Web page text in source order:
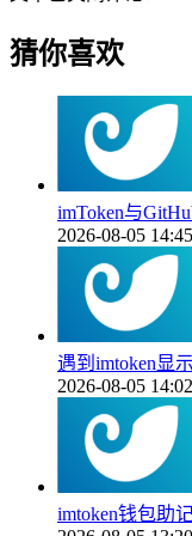
猜你喜欢
imToken与
2026-08-05
遇到imtoken显
2026-08-05
imtoken钱包助